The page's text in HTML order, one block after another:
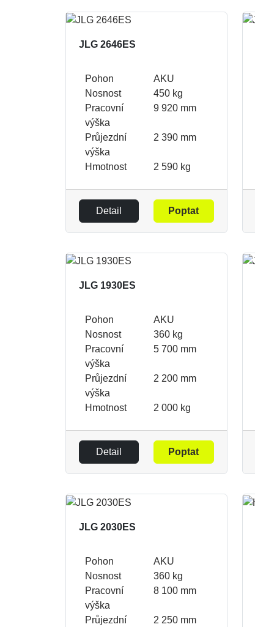
JLG 2646ES
Pohon
AKU
Nosnost
450 kg
Pracovní
výška
9 920 mm
Průjezdní
výška
2 390 mm
Hmotnost 2 590 kg
Detail Poptat
JLG 1930ES
Pohon
AKU
Nosnost
360 kg
Pracovní
výška
5 700 mm
Průjezdní
výška
2 200 mm
Hmotnost 2 000 kg
Detail Poptat
JLG 2030ES
Pohon
AKU
Nosnost
360 kg
Pracovní
výška
8 100 mm
Průjezdní
2 250 mm